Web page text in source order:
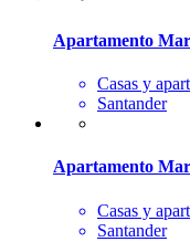
Apartamento
Casas y
Santander
Apartamento
Casas y
Santander